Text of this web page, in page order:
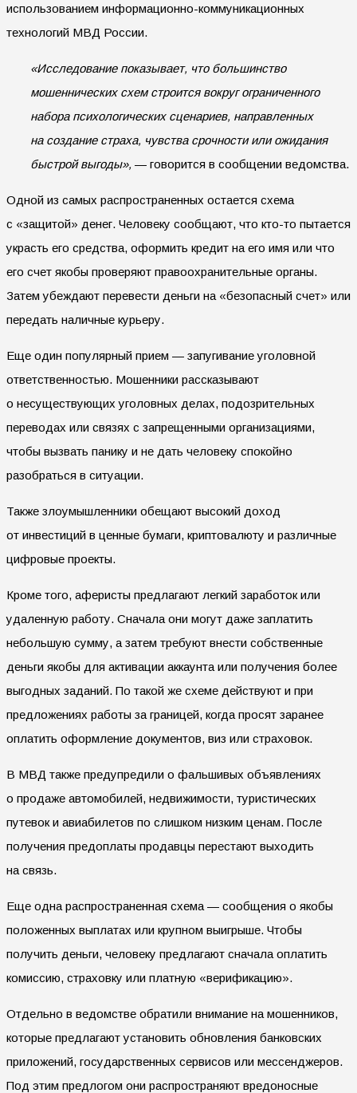
использованием информационно-коммуникационных
технологий МВД России.
«Исследование показывает, что большинство
мошеннических схем строится вокруг ограниченного
набора психологических сценариев, направленных
на создание страха, чувства срочности или ожидания
быстрой выгоды», — говорится в сообщении ведомства.
Одной из самых распространенных остается схема
с «защитой» денег. Человеку сообщают, что кто-то пытается
украсть его средства, оформить кредит на его имя или что
его счет якобы проверяют правоохранительные органы.
Затем убеждают перевести деньги на «безопасный счет» или
передать наличные курьеру.
Еще один популярный прием — запугивание уголовной
ответственностью. Мошенники рассказывают
о несуществующих уголовных делах, подозрительных
переводах или связях с запрещенными организациями,
чтобы вызвать панику и не дать человеку спокойно
разобраться в ситуации.
Также злоумышленники обещают высокий доход
от инвестиций в ценные бумаги, криптовалюту и различные
цифровые проекты.
Кроме того, аферисты предлагают легкий заработок или
удаленную работу. Сначала они могут даже заплатить
небольшую сумму, а затем требуют внести собственные
деньги якобы для активации аккаунта или получения более
выгодных заданий. По такой же схеме действуют и при
предложениях работы за границей, когда просят заранее
оплатить оформление документов, виз или страховок.
В МВД также предупредили о фальшивых объявлениях
о продаже автомобилей, недвижимости, туристических
путевок и авиабилетов по слишком низким ценам. После
получения предоплаты продавцы перестают выходить
на связь.
Еще одна распространенная схема — сообщения о якобы
положенных выплатах или крупном выигрыше. Чтобы
получить деньги, человеку предлагают сначала оплатить
комиссию, страховку или платную «верификацию».
Отдельно в ведомстве обратили внимание на мошенников,
которые предлагают установить обновления банковских
приложений, государственных сервисов или мессенджеров.
Под этим предлогом они распространяют вредоносные